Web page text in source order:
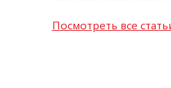
Посмотреть все